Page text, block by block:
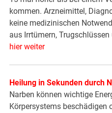
kommen. Arzneimittel,
keine medizinischen
aus Irrtümern,
hier weiter
Heilung in Sekunden durch
Narben können wichtige
Körpersystems beschädigen